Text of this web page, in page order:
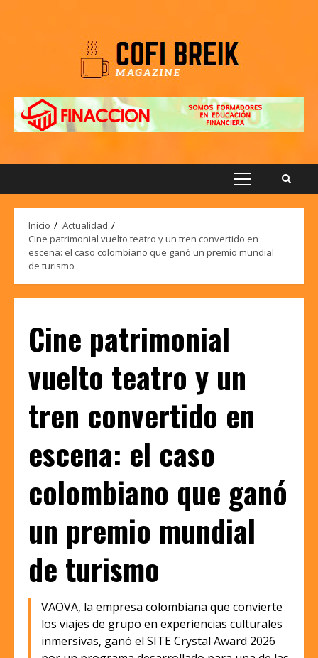
Menú
Inicio
Actualidad
Cine patrimonial vuelto teatro y un tren convertido en
escena: el caso colombiano que ganó un premio mundial
de turismo
Cine patrimonial
vuelto teatro y un
tren convertido en
escena: el caso
colombiano que ganó
un premio mundial
de turismo
VAOVA, la empresa colombiana que convierte
los viajes de grupo en experiencias culturales
inmersivas, ganó el SITE Crystal Award 2026